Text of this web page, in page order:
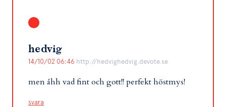
hedvig
14/10/02 06:46 http://hedvighedvig.devote.se
men åhh vad fint och gott!! perfekt höstmys!
svara